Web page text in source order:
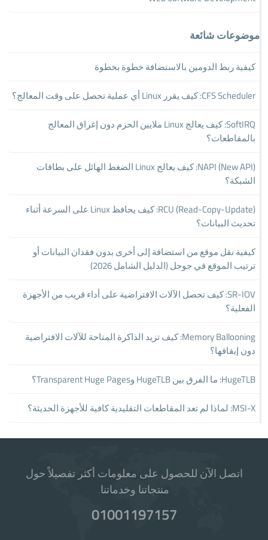
موضوعات شائعة
كيفية ربط الدومين بالاستضافة خطوة بخطوة
CFS Scheduler: كيف يقرر Linux أي عملية تحصل على وقت المعالج؟
SoftIRQ: كيف يعالج Linux ملايين الحزم دون إغراق المعالج
بالمقاطعات؟
NAPI (New API): كيف يعالج Linux الضغط الهائل على بطاقات
الشبكة؟
RCU (Read-Copy-Update): كيف يحافظ Linux على السرعة أثناء
تحديث البيانات؟
كيفية نقل موقع من استضافة إلى أخرى بدون فقدان البيانات أو
ترتيب الموقع في جوجل (الدليل الشامل 2026)
SR-IOV: كيف تحصل الآلات الافتراضية على أداء قريب من الأجهزة
الفعلية؟
Memory Ballooning: كيف تزيد الذاكرة المتاحة للآلات الافتراضية
دون إيقافها؟
HugeTLB: ما الفرق بين HugeTLB وTransparent Huge Pages؟
MSI-X: لماذا لم تعد المقاطعات التقليدية كافية للأجهزة الحديثة؟
اتصل الآن للحصول على معلومات أكثر تفصيلاً حول
منتجاتنا وخدماتنا.
01001197157